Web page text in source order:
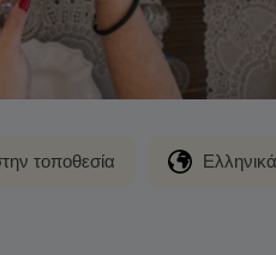
τοποθεσία